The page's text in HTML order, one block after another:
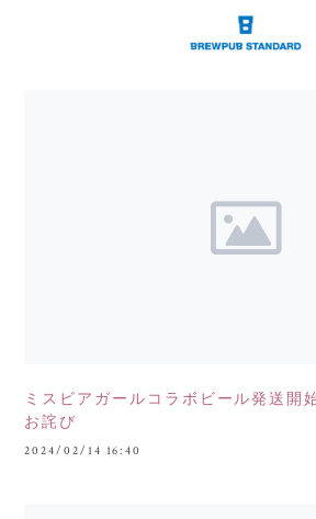
ミスビアガールコラボビール発送開
お詫び
2024/02/14 16:40